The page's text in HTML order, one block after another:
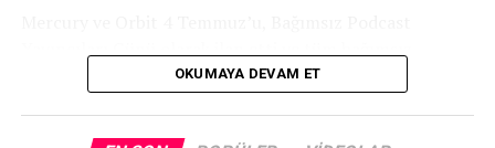
bir makale yazdı. Bu, bana göre, içinde bulunduğunuz
ekosistemi düşünmeniz ve kendinize, suyun çalkalandığı
büyük olayların neler olduğunu sormanız gerektiğinin
podcast yayıncılarını bu günü desteklemeye çağırdı.
Yapılan açıklamada şunlar kaydedildi:
OKUMAYA DEVAM ET